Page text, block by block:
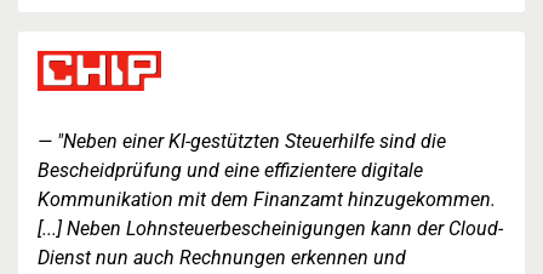
"Neben einer KI-gestützten Steuerhilfe sind die
Bescheidprüfung und eine effizientere digitale
Kommunikation mit dem Finanzamt hinzugekommen.
[...] Neben Lohnsteuerbescheinigungen kann der Cloud-
Dienst nun auch Rechnungen erkennen und